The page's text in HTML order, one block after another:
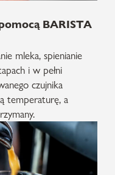
BARISTA
mleka, spienianie
i w pełni
czujnika
temperaturę, a